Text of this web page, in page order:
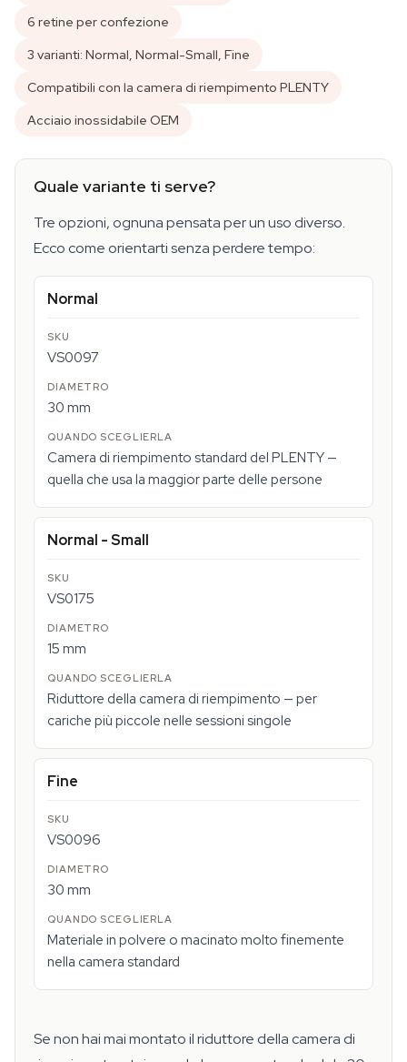
6 retine per confezione
3 varianti: Normal, Normal-Small, Fine
Compatibili con la camera di riempimento PLENTY
Acciaio inossidabile OEM
Quale variante ti serve?
Tre opzioni, ognuna pensata per un uso diverso.
Ecco come orientarti senza perdere tempo:
Normal
VS0097
30 mm
Camera di riempimento standard del PLENTY —
quella che usa la maggior parte delle persone
Normal - Small
VS0175
15 mm
Riduttore della camera di riempimento — per
cariche più piccole nelle sessioni singole
Fine
VS0096
30 mm
Materiale in polvere o macinato molto finemente
nella camera standard
Se non hai mai montato il riduttore della camera di